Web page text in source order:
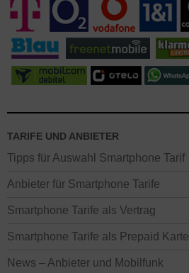
TARIFE UND ANBIETER
Tipps für Auswahl Smartphone Tarif
Anbieter für Smartphone Tarife
Smartphone Tarife als Vertrag
Smartphone Tarife als Prepaid Karte
News – Anbieter und Mobilfunk